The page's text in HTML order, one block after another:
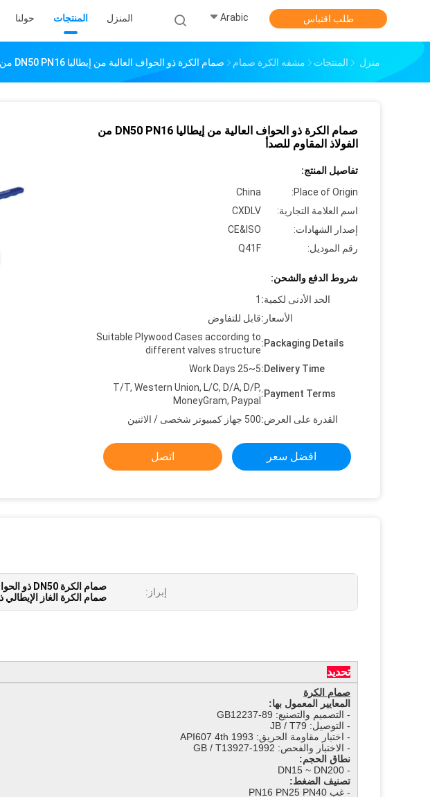
المنزل المنتجات حولنا Arabic طلب اقتباس
منزل المنتجات مشفه الكرة صمام صمام الكرة ذو الحواف العالية من إيطاليا DN50 PN16 من الفولاذ المقاوم للصدأ
صمام الكرة ذو الحواف العالية من إيطاليا DN50 PN16 من
الفولاذ المقاوم للصدأ
تفاصيل المنتج:
Place of Origin:
China
اسم العلامة التجارية:
CXDLV
إصدار الشهادات:
CE&ISO
رقم الموديل:
Q41F
شروط الدفع والشحن:
الحد الأدنى لكمية: 1
الأسعار:قابل للتفاوض
Packaging Details:
Suitable Plywood Cases according to
different valves structure
Delivery Time:
5~25 Work Days
Payment Terms:
T/T, Western Union, L/C, D/A, D/P,
MoneyGram, Paypal
القدرة على العرض:500 جهاز كمبيوتر شخصى / الاثنين
افضل سعر اتصل
إبراز: صمام الكرة DN50 ذو الحواف
صمام الكرة الغاز الإيطالي
تحديد
صمام الكرة
المعايير المعمول بها:
- التصميم والتصنيع: GB12237-89
- التوصيل: JB / T79
- اختبار مقاومة الحريق: API607 4th 1993
- الاختبار والفحص: GB / T13927-1992
نطاق الحجم:
- DN15 ~ DN200
تصنيف الضغط:
- غب PN16 PN25 PN40